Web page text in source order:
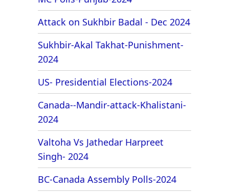
Attack on Sukhbir Badal - Dec 2024
Sukhbir-Akal Takhat-Punishment-
2024
US- Presidential Elections-2024
Canada--Mandir-attack-Khalistani-
2024
Valtoha Vs Jathedar Harpreet
Singh- 2024
BC-Canada Assembly Polls-2024